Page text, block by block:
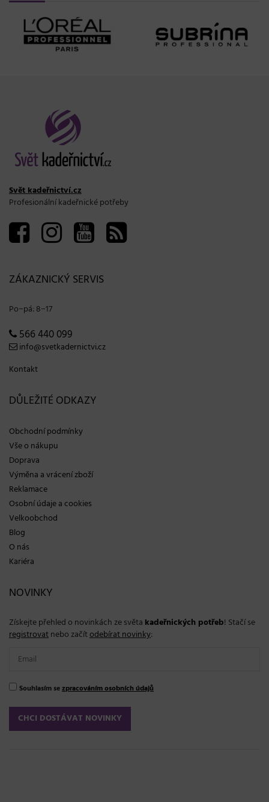
Svět kadeřnictví.cz
Profesionální kadeřnické potřeby
ZÁKAZNICKÝ SERVIS
Po−pá: 8−17
566 440 099
info@svetkadernictvi.cz
Kontakt
DŮLEŽITÉ ODKAZY
Obchodní podmínky
Vše o nákupu
Doprava
Výměna a vrácení zboží
Reklamace
Osobní údaje a cookies
Velkoobchod
Blog
O nás
Kariéra
NOVINKY
Získejte přehled o novinkách ze světa kadeřnických potřeb! Stačí se
registrovatnebo začítodebírat novinky:
Souhlasím sezpracováním osobních údajů